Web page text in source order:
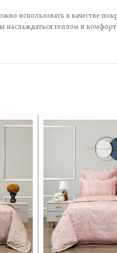
использовать в качестве
наслаждаться теплом и